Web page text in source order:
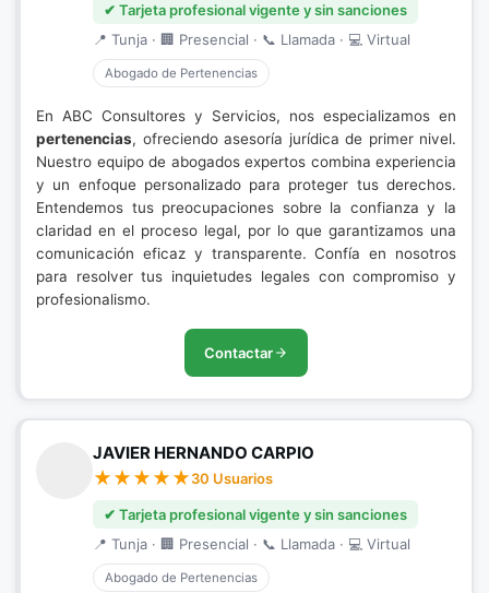
✔ Tarjeta profesional vigente y sin sanciones
📍 Tunja · 🏢 Presencial · 📞 Llamada · 💻 Virtual
Abogado de Pertenencias
En ABC Consultores y Servicios, nos especializamos en
pertenencias, ofreciendo asesoría jurídica de primer nivel.
Nuestro equipo de abogados expertos combina experiencia
y un enfoque personalizado para proteger tus derechos.
Entendemos tus preocupaciones sobre la confianza y la
claridad en el proceso legal, por lo que garantizamos una
comunicación eficaz y transparente. Confía en nosotros
para resolver tus inquietudes legales con compromiso y
profesionalismo.
Contactar
JAVIER HERNANDO CARPIO
30 Usuarios
✔ Tarjeta profesional vigente y sin sanciones
📍 Tunja · 🏢 Presencial · 📞 Llamada · 💻 Virtual
Abogado de Pertenencias